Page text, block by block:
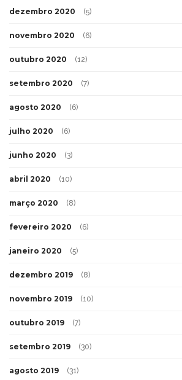
dezembro 2020 (5)
novembro 2020 (6)
outubro 2020 (12)
setembro 2020 (7)
agosto 2020 (6)
julho 2020 (6)
junho 2020 (3)
abril 2020 (10)
março 2020 (8)
fevereiro 2020 (6)
janeiro 2020 (5)
dezembro 2019 (8)
novembro 2019 (10)
outubro 2019 (7)
setembro 2019 (30)
agosto 2019 (31)